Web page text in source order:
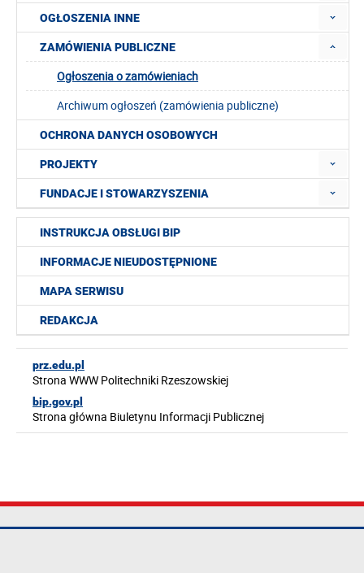
OGŁOSZENIA INNE
ZAMÓWIENIA PUBLICZNE
Ogłoszenia o zamówieniach
Archiwum ogłoszeń (zamówienia publiczne)
OCHRONA DANYCH OSOBOWYCH
PROJEKTY
FUNDACJE I STOWARZYSZENIA
INSTRUKCJA OBSŁUGI BIP
INFORMACJE NIEUDOSTĘPNIONE
MAPA SERWISU
REDAKCJA
prz.edu.pl
Strona WWW Politechniki Rzeszowskiej
bip.gov.pl
Strona główna Biuletynu Informacji Publicznej
Politechnika
tel.: +48 17 865
Mapa serwisu